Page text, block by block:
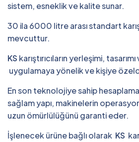
sistem, esneklik ve kalite sunar.
30 ila 6000 litre arası standart
mevcuttur.
KS karıştırıcıların yerleşimi, tasarımı
uygulamaya yönelik ve kişiye
En son teknolojiye sahip
sağlam yapı, makinelerin
uzun ömürlülüğünü garanti eder.
İşlenecek ürüne bağlı olarak KS